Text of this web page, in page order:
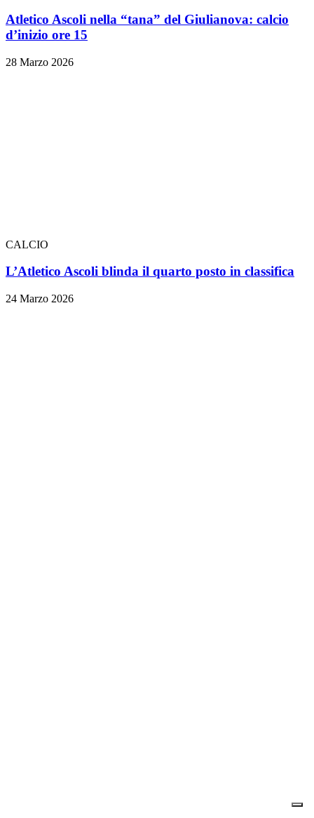
Atletico Ascoli nella “tana” del Giulianova: calcio
d’inizio ore 15
28 Marzo 2026
CALCIO
L’Atletico Ascoli blinda il quarto posto in classifica
24 Marzo 2026